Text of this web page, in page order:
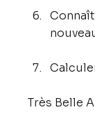
Très Belle